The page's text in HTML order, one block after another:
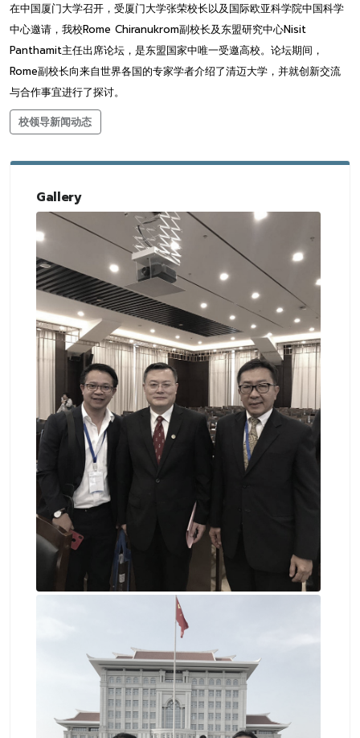
在中国厦门大学召开，受厦门大学张荣校长以及国际欧亚科学院中国科学
中心邀请，我校Rome Chiranukrom副校长及东盟研究中心Nisit
Panthamit主任出席论坛，是东盟国家中唯一受邀高校。论坛期间，
Rome副校长向来自世界各国的专家学者介绍了清迈大学，并就创新交流
与合作事宜进行了探讨。
校领导新闻动态
Gallery